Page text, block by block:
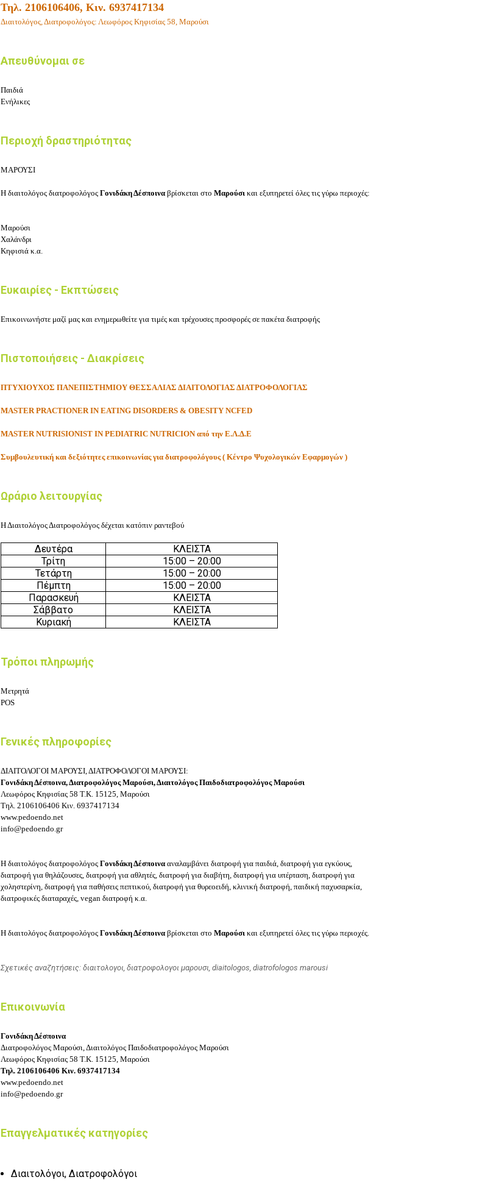
Τηλ. 2106106406, Κιν. 6937417134
Διαιτολόγος, Διατροφολόγος: Λεωφόρος Κηφισίας 58, Μαρούσι
Απευθύνομαι σε
Παιδιά
Ενήλικες
Περιοχή δραστηριότητας
ΜΑΡΟΥΣΙ
Η διαιτολόγος διατροφολόγος Γονιδάκη Δέσποινα βρίσκεται στο Μαρούσι και εξυπηρετεί όλες τις γύρω περιοχές:
Μαρούσι
Χαλάνδρι
Κηφισιά κ.α.
Ευκαιρίες - Εκπτώσεις
Επικοινωνήστε μαζί μας και ενημερωθείτε για τιμές και τρέχουσες προσφορές σε πακέτα διατροφής
Πιστοποιήσεις - Διακρίσεις
ΠΤΥΧΙΟΥΧΟΣ ΠΑΝΕΠΙΣΤΗΜΙΟΥ ΘΕΣΣΑΛΙΑΣ ΔΙΑΙΤΟΛΟΓΙΑΣ ΔΙΑΤΡΟΦΟΛΟΓΙΑΣ
MASTER PRACTIONER IN EATING DISORDERS & OBESITY NCFED
MASTER NUTRISIONIST IN PEDIATRIC NUTRICION από την Ε.Λ.Δ.Ε
Συμβουλευτική και δεξιότητες επικοινωνίας για διατροφολόγους ( Κέντρο Ψυχολογικών Εφαρμογών )
Ωράριο λειτουργίας
Η Διαιτολόγος Διατροφολόγος δέχεται κατόπιν ραντεβού
Δευτέρα
ΚΛΕΙΣΤΑ
Τρίτη
15:00 – 20:00
Τετάρτη
15:00 – 20:00
Πέμπτη
15:00 – 20:00
Παρασκευή
ΚΛΕΙΣΤΑ
Σάββατο
ΚΛΕΙΣΤΑ
Κυριακή
ΚΛΕΙΣΤΑ
Τρόποι πληρωμής
Μετρητά
POS
Γενικές πληροφορίες
ΔΙΑΙΤΟΛΟΓΟΙ ΜΑΡΟΥΣΙ, ΔΙΑΤΡΟΦΟΛΟΓΟΙ ΜΑΡΟΥΣΙ:
Γονιδάκη Δέσποινα, Διατροφολόγος Μαρούσι, Διαιτολόγος Παιδοδιατροφολόγος Μαρούσι
Λεωφόρος Κηφισίας 58 Τ.Κ. 15125, Μαρούσι
Τηλ. 2106106406 Κιν. 6937417134
www.pedoendo.net
info@pedoendo.gr
Η διαιτολόγος διατροφολόγος Γονιδάκη Δέσποινα αναλαμβάνει διατροφή για παιδιά, διατροφή για εγκύους,
διατροφή για θηλάζουσες, διατροφή για αθλητές, διατροφή για διαβήτη, διατροφή για υπέρταση, διατροφή για
χοληστερίνη, διατροφή για παθήσεις πεπτικού, διατροφή για θυρεοειδή, κλινική διατροφή, παιδική παχυσαρκία,
διατροφικές διαταραχές, vegan διατροφή κ.α.
Η διαιτολόγος διατροφολόγος Γονιδάκη Δέσποινα βρίσκεται στο Μαρούσι και εξυπηρετεί όλες τις γύρω περιοχές.
Σχετικές αναζητήσεις: διαιτολογοι, διατροφολογοι μαρουσι, diaitologos, diatrofologos marousi
Επικοινωνία
Γονιδάκη Δέσποινα
Διατροφολόγος Μαρούσι, Διαιτολόγος Παιδοδιατροφολόγος Μαρούσι
Λεωφόρος Κηφισίας 58 Τ.Κ. 15125, Μαρούσι
Τηλ. 2106106406 Κιν. 6937417134
www.pedoendo.net
info@pedoendo.gr
Επαγγελματικές κατηγορίες
Διαιτολόγοι, Διατροφολόγοι